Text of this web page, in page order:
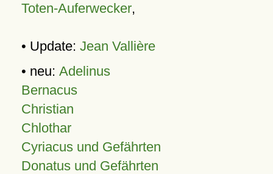
Toten-Auferwecker,
• Update: Jean Vallière
• neu: Adelinus
Bernacus
Christian
Chlothar
Cyriacus und Gefährten
Donatus und Gefährten